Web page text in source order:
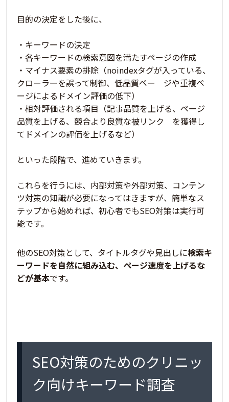
目的の決定をした後に、
・キーワードの決定
・各キーワードの検索意図を満たすページの作成
・マイナス要素の排除（noindexタグが入っている、
クローラーを誤って制御、低品質ペー ジや重複ペ
ージによるドメイン評価の低下）
・相対評価される項目（記事品質を上げる、ページ
品質を上げる、競合より良質な被リンク を獲得し
てドメインの評価を上げるなど）
といった段階で、進めていきます。
これらを行うには、内部対策や外部対策、コンテン
ツ対策の知識が必要になってはきますが、簡単なス
テップから始めれば、初心者でもSEO対策は実行可
能です。
他のSEO対策として、タイトルタグや見出しに検索キ
ーワードを自然に組み込む、ページ速度を上げるな
どが基本です。
SEO対策のためのクリニッ
ク向けキーワード調査